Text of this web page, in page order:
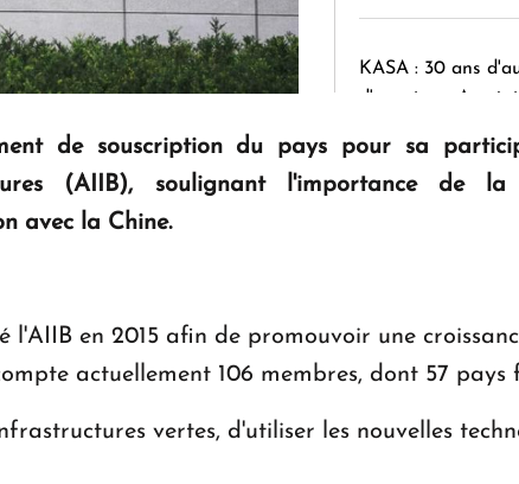
KASA : 30 ans
d'avenir en Arménie
de souscription du pays pour sa
(AIIB), soulignant l'importance de la
avec la Chine.
en 2015 afin de promouvoir une
actuellement 106 membres, dont 57 pays
vertes, d'utiliser les nouvelles